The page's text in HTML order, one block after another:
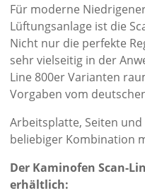
Für moderne
Lüftungs­anlage ist die
Nicht nur die perfekte
sehr vielseitig in der
Line 800er Varianten
Vorgaben vom
Arbeitsplatte, Seiten
beliebiger Kombination
Der Kaminofen Scan-
erhältlich: